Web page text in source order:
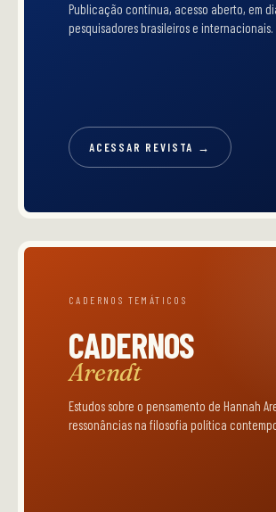
Publicação contínua, acesso aberto, em
pesquisadores brasileiros e internacionais.
ACESSAR REVISTA →
CADERNOS TEMÁTICOS
CADERNOS
Arendt
Estudos sobre o pensamento de Hannah
ressonâncias na filosofia política